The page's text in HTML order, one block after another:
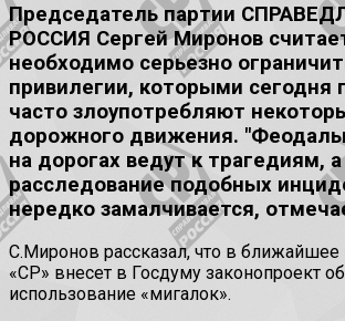
Председатель партии
РОССИЯ Сергей Миронов
необходимо серьезно
привилегии, которыми сегодня
часто злоупотребляют
дорожного движения.
на дорогах ведут к трагедиям, а
расследование подобных
нередко замалчивается,
С.Миронов рассказал, что в
«СР» внесет в Госдуму законопроект
использование «мигалок».